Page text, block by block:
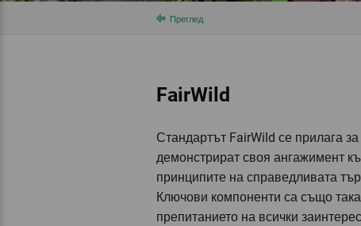
Преглед
FairWild
Стандартът FairWild се прилага
демонстрират своя ангажимент
принципите на справедливата
Ключови компоненти са също
препитанието на всички